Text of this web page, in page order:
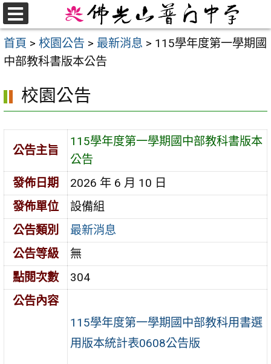
跳
至
主
要
首頁 > 校園公告 > 最新消息 > 115學年度第一學期國
中部教科書版本公告
校園公告
公告主旨
115學年度第一學期國中部教科書版本
公告
發佈日期
2026 年 6 月 10 日
發佈單位
設備組
公告類別
最新消息
公告等級
無
點閱次數
304
公告內容
115學年度第一學期國中部教科用書選
用版本統計表0608公告版
選
單